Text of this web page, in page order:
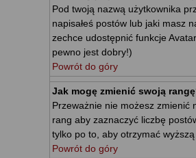
Pod twoją nazwą użytkownika
napisałeś postów lub jaki masz
zechce udostępnić funkcje
pewno jest dobry!)
Powrót do góry
Jak mogę zmienić swoją
Przeważnie nie możesz zmienić
rang aby zaznaczyć liczbę
tylko po to, aby otrzymać
Powrót do góry